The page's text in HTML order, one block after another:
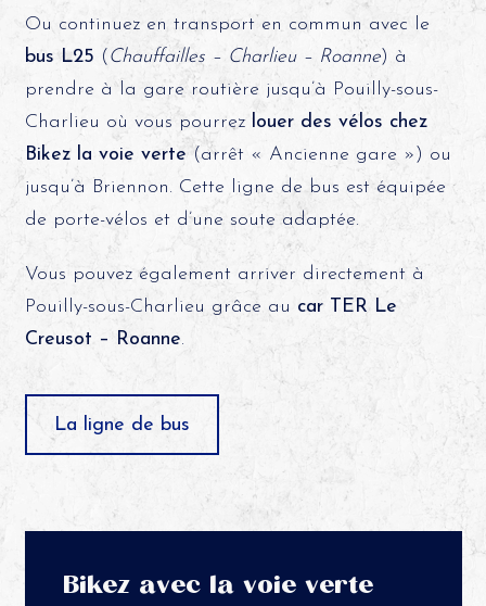
Ou continuez en transport en commun avec le
bus L25 ( Chauffailles – Charlieu – Roanne) à
prendre à la gare routière jusqu’à Pouilly-sous-
Charlieu où vous pourrez louer des vélos chez
Bikez la voie verte (arrêt « Ancienne gare ») ou
jusqu’à Briennon. Cette ligne de bus est équipée
de porte-vélos et d’une soute adaptée.
Vous pouvez également arriver directement à
Pouilly-sous-Charlieu grâce au car TER Le
Creusot – Roanne.
La ligne de bus
Bikez avec la voie verte